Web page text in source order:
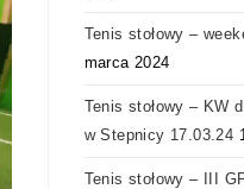
Tenis stołowy –
marca 2024
Tenis stołowy – KW
w Stepnicy 17.03.24
Tenis stołowy – III